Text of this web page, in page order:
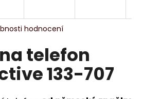
hodnocení
telefon
133-707